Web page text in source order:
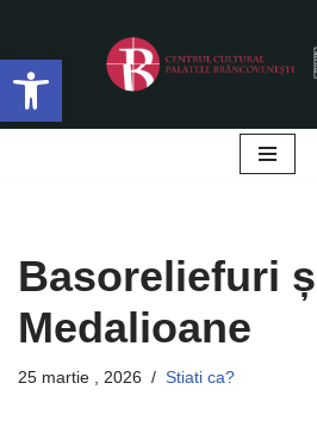
Deschide bara
Sari
la
conținut
Basoreliefuri
Medalioane
25 martie , 2026 Stiati ca?